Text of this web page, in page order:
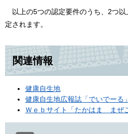
以上の5つの認定要件のうち、2つ以
定されます。
関連情報
健康自生地
健康自生地広報誌「でいでーる」
Ｗｅｂサイト「たかはま まぜ